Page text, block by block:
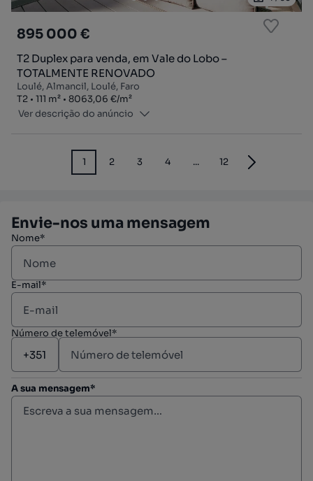
895 000 €
T2 Duplex para venda, em Vale do Lobo –
TOTALMENTE RENOVADO
Loulé, Almancil, Loulé, Faro
Tipologia
T2
Zona111 m²
Preço por metro quadrado
8063,06 €/m²
Ver descrição do anúncio
1 2 3 4 ... 12
Envie-nos uma mensagem
Nome*
E-mail*
Número de telemóvel*
A sua mensagem*